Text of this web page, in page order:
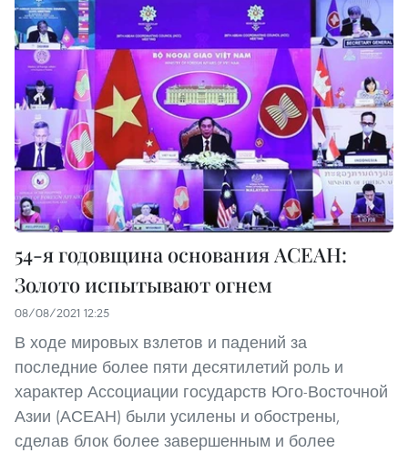
54-я годовщина основания АСЕАН:
Золото испытывают огнем
08/08/2021 12:25
В ходе мировых взлетов и падений за
последние более пяти десятилетий роль и
характер Ассоциации государств Юго-Восточной
Азии (АСЕАН) были усилены и обострены,
сделав блок более завершенным и более